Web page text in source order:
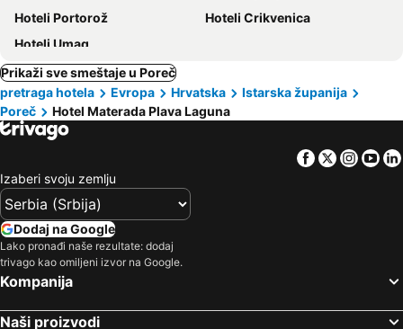
Hoteli Portorož
Hoteli Crikvenica
Hoteli Umag
Prikaži sve smeštaje u Poreč
pretraga hotela
Evropa Hrvatska
Istarska županija
Poreč
Hotel Materada Plava Laguna
Facebook
Twitter
Izaberi svoju zemlju
Dodaj na Google
Lako pronađi naše rezultate: dodaj
trivago kao omiljeni izvor na Google.
Kompanija
Naši proizvodi